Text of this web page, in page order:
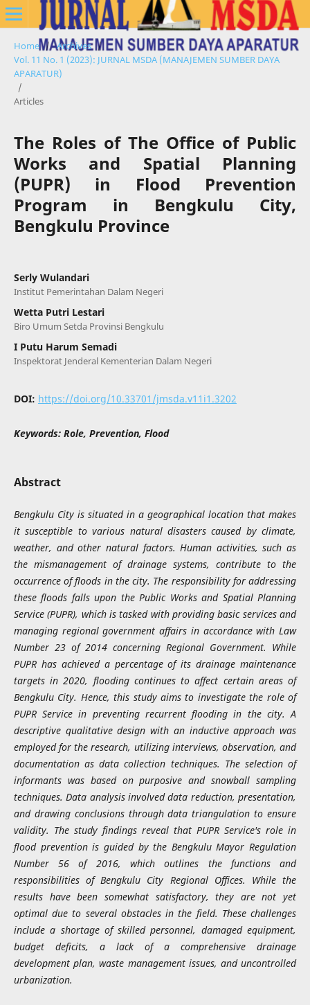
Home / Archives /
Vol. 11 No. 1 (2023): JURNAL MSDA (MANAJEMEN SUMBER DAYA
APARATUR)
/
Articles
The Roles of The Office of Public
Works and Spatial Planning
(PUPR) in Flood Prevention
Program in Bengkulu City,
Bengkulu Province
Serly Wulandari
Institut Pemerintahan Dalam Negeri
Wetta Putri Lestari
Biro Umum Setda Provinsi Bengkulu
I Putu Harum Semadi
Inspektorat Jenderal Kementerian Dalam Negeri
DOI: https://doi.org/10.33701/jmsda.v11i1.3202
Keywords: Role, Prevention, Flood
Abstract
Bengkulu City is situated in a geographical location that makes
it susceptible to various natural disasters caused by climate,
weather, and other natural factors. Human activities, such as
the mismanagement of drainage systems, contribute to the
occurrence of floods in the city. The responsibility for addressing
these floods falls upon the Public Works and Spatial Planning
Service (PUPR), which is tasked with providing basic services and
managing regional government affairs in accordance with Law
Number 23 of 2014 concerning Regional Government. While
PUPR has achieved a percentage of its drainage maintenance
targets in 2020, flooding continues to affect certain areas of
Bengkulu City. Hence, this study aims to investigate the role of
PUPR Service in preventing recurrent flooding in the city. A
descriptive qualitative design with an inductive approach was
employed for the research, utilizing interviews, observation, and
documentation as data collection techniques. The selection of
informants was based on purposive and snowball sampling
techniques. Data analysis involved data reduction, presentation,
and drawing conclusions through data triangulation to ensure
validity. The study findings reveal that PUPR Service's role in
flood prevention is guided by the Bengkulu Mayor Regulation
Number 56 of 2016, which outlines the functions and
responsibilities of Bengkulu City Regional Offices. While the
results have been somewhat satisfactory, they are not yet
optimal due to several obstacles in the field. These challenges
include a shortage of skilled personnel, damaged equipment,
budget deficits, a lack of a comprehensive drainage
development plan, waste management issues, and uncontrolled
urbanization.